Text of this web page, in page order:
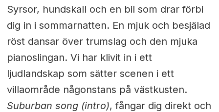
Syrsor, hundskall och en bil som drar förbi
dig in i sommarnatten. En mjuk och besjälad
röst dansar över trumslag och den mjuka
pianoslingan. Vi har klivit in i ett
ljudlandskap som sätter scenen i ett
villaområde någonstans på västkusten.
Suburban song (intro), fångar dig direkt och